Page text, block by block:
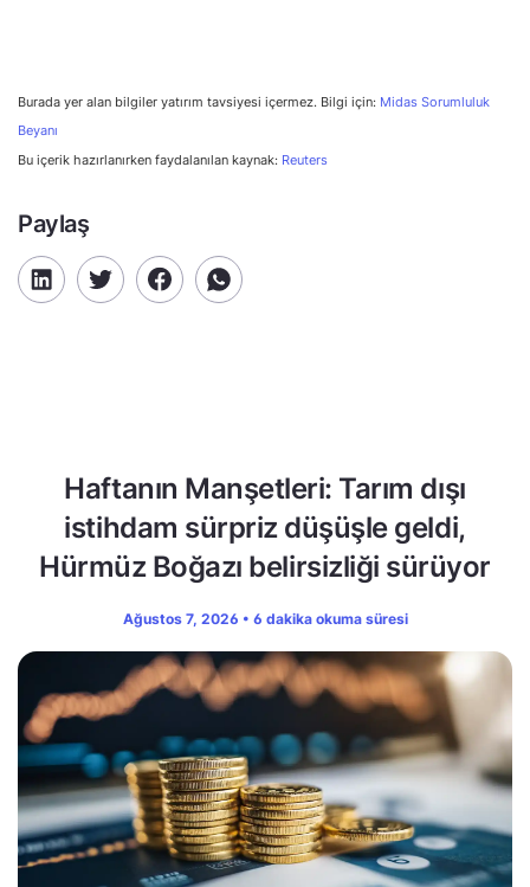
Burada yer alan bilgiler yatırım tavsiyesi içermez. Bilgi için: Midas Sorumluluk
Beyanı
Bu içerik hazırlanırken faydalanılan kaynak: Reuters
Paylaş
Haftanın Manşetleri: Tarım dışı
istihdam sürpriz düşüşle geldi,
Hürmüz Boğazı belirsizliği sürüyor
Ağustos 7, 2026 • 6 dakika okuma süresi